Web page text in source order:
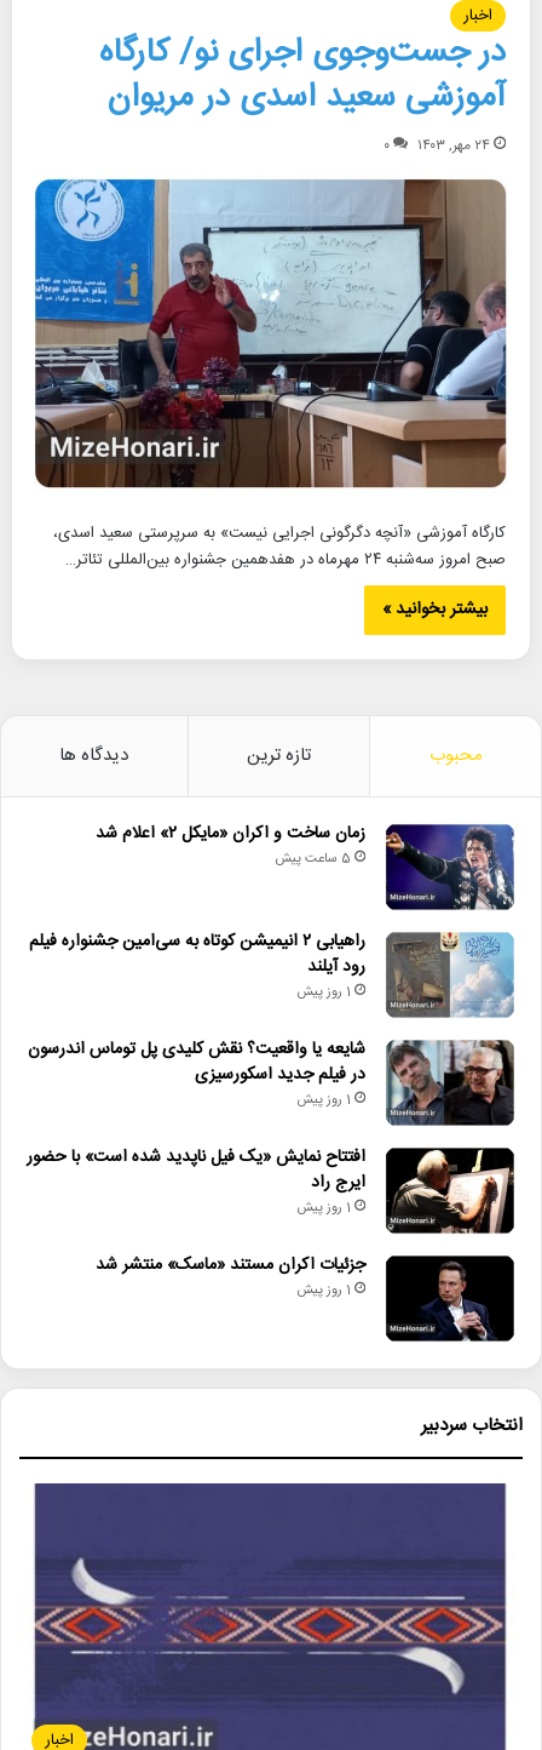
اخبار
در جست‌وجوی اجرای نو/ کارگاه
آموزشی سعید اسدی در مریوان
۲۴ مهر, ۱۴۰۳ ۰
کارگاه آموزشی «آنچه دگرگونی اجرایی نیست» به سرپرستی سعید اسدی،
صبح امروز سه‌شنبه ۲۴ مهرماه در هفدهمین جشنواره بین‌المللی تئاتر…
بیشتر بخوانید »
محبوب تازه ترین دیدگاه ها
زمان ساخت و اکران «مایکل ۲» اعلام شد
5 ساعت پیش
راهیابی ۲ انیمیشن کوتاه به سی‌امین جشنواره فیلم
رود آیلند
1 روز پیش
شایعه یا واقعیت؟ نقش کلیدی پل توماس اندرسون
در فیلم جدید اسکورسیزی
1 روز پیش
افتتاح نمایش «یک فیل ناپدید شده است» با حضور
ایرج راد
1 روز پیش
جزئیات اکران مستند «ماسک» منتشر شد
1 روز پیش
انتخاب سردبیر
اخبار